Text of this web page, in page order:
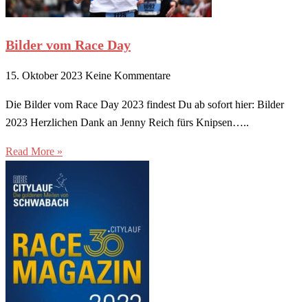
Bilder vom Race Day
15. Oktober 2023 Keine Kommentare
Die Bilder vom Race Day 2023 findest Du ab sofort hier: Bilder
2023 Herzlichen Dank an Jenny Reich fürs Knipsen…..
Read More »